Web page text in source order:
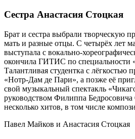
Сестра Анастасия Стоцкая
Брат и сестра выбрали творческую
мать и разные отцы. С четырёх лет
выступала с вокально-
окончила ГИТИС по специальности
Талантливая студентка с лёгкостью
«Нотр-Дам де Пари», а позже её
свой музыкальный спектакль
руководством Филиппа Бедросовича
несколько хитов, в том числе
Павел Майков и Анастасия Стоцкая